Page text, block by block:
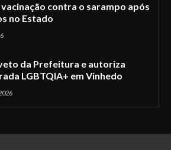
contra o sarampo após
no Estado
da Prefeitura e autoriza
LGBTQIA+ em Vinhedo